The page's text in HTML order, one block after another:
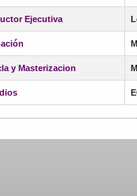
Ejecutiva
y Masterizacion